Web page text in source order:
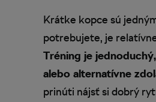
Krátke kopce sú
potrebujete, je
Tréning je
alebo alternatívne
prinúti nájsť si dobrý